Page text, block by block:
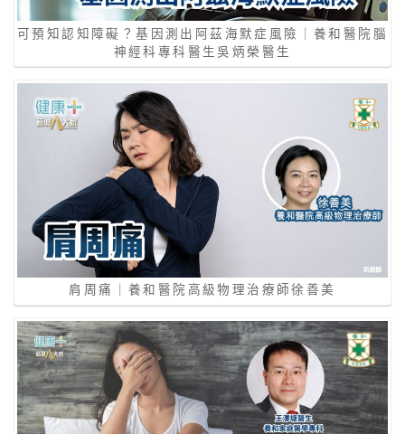
可預知認知障礙？基因測出阿茲海默症風險｜養和醫院腦
神經科專科醫生吳炳榮醫生
肩周痛｜養和醫院高級物理治療師徐善美